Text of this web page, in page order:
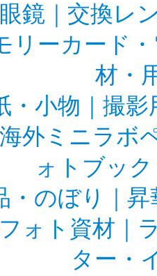
鏡
交換レ
リーカード
材・
・小物
撮影
海外ミニラボ
ォトブッ
・のぼり
昇
ォト資材
ター・